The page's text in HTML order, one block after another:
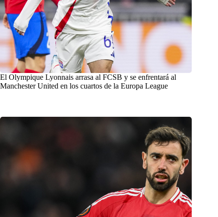
El Olympique Lyonnais arrasa al FCSB y se enfrentará al
Manchester United en los cuartos de la Europa League